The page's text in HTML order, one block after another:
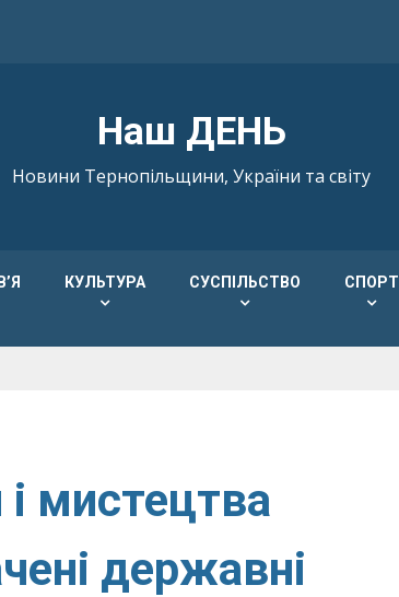
Наш ДЕНЬ
Новини Тернопільщини, України та світу
КУЛЬТУРА СУСПІЛЬСТВО СПОРТ
мистецтва
державні